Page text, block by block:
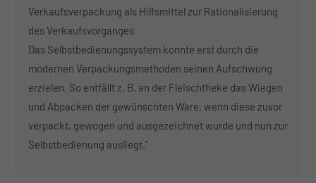
Verkaufsverpackung als Hilfsmittel zur Rationalisierung
des Verkaufsvorganges
Das Selbstbedienungssystem konnte erst durch die
modernen Verpackungsmethoden seinen Aufschwung
erzielen. So entfällt z. B. an der Fleischtheke das Wiegen
und Abpacken der gewünschten Ware, wenn diese zuvor
verpackt, gewogen und ausgezeichnet wurde und nun zur
Selbstbedienung ausliegt.”